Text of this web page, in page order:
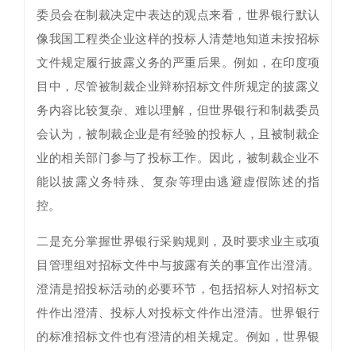
委员会在制裁决定中表达的观点来看，世界银行默认
像我国工程类企业这样的投标人清楚地知道未按招标
文件规定履行披露义务的严重后果。例如，在印度项
目中，尽管被制裁企业辩称招标文件所规定的披露义
务内容比较复杂、难以理解，但世界银行和制裁委员
会认为，被制裁企业是有经验的投标人，且被制裁企
业的相关部门参与了投标工作。因此，被制裁企业不
能以披露义务特殊、复杂等理由逃避虚假陈述的指
控。
二是充分掌握世界银行采购规则，及时要求业主或项
目管理组对招标文件中与披露有关的事宜作出澄清。
澄清是招投标活动的必要环节，包括招标人对招标文
件作出澄清、投标人对投标文件作出澄清。世界银行
的标准招标文件也有澄清的相关规定。例如，世界银